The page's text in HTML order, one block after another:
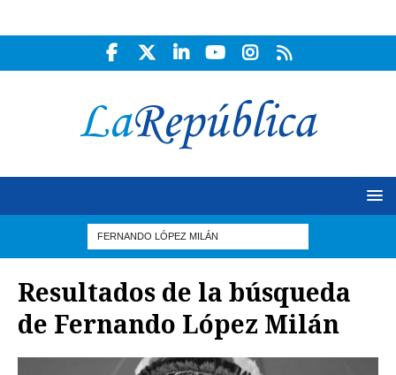
Resultados de la búsqueda
de Fernando López Milán